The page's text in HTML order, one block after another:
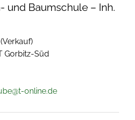
und Baumschule – Inh.
Gorbitz-Süd
online.de